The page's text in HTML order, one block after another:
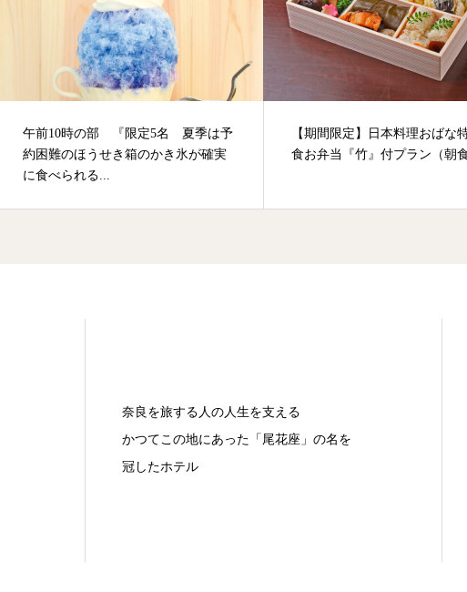
午前10時の部 『限定5名 夏季は予
約困難のほうせき箱のかき氷が確実
に食べられる...
【期間限定】日本料理おばな
食お弁当『竹』付プラン（朝
奈良を旅する人の人生を支える
かつてこの地にあった「尾花座」の名を
冠したホテル